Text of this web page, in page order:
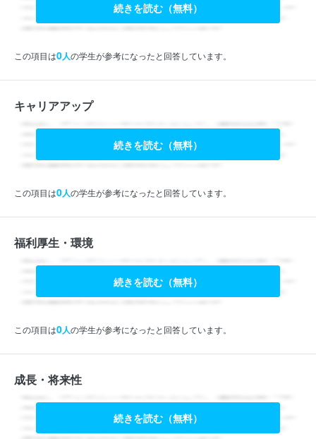
続きを読む（無料）
この項目は0人の学生が参考になったと回答しています。
キャリアアップ
続きを読む（無料）
この項目は0人の学生が参考になったと回答しています。
福利厚生・環境
続きを読む（無料）
この項目は0人の学生が参考になったと回答しています。
成長・将来性
続きを読む（無料）